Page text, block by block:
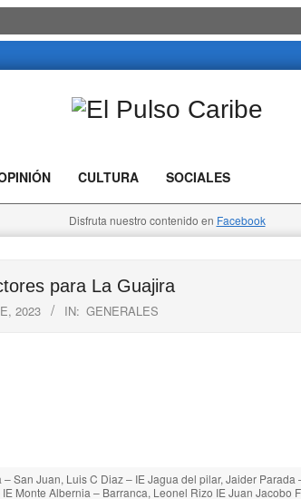
Caribe
CULTURA SOCIALES
Disfruta nuestro contenido en Facebook
para La Guajira
2023 IN: GENERALES
San Juan, Luis C Diaz – IE Jagua del pilar, Jaider
Monte Albernia – Barranca, Leonel Rizo IE Juan Jacobo